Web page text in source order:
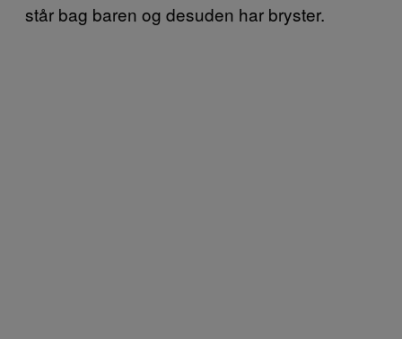
står bag baren og desuden har bryster.